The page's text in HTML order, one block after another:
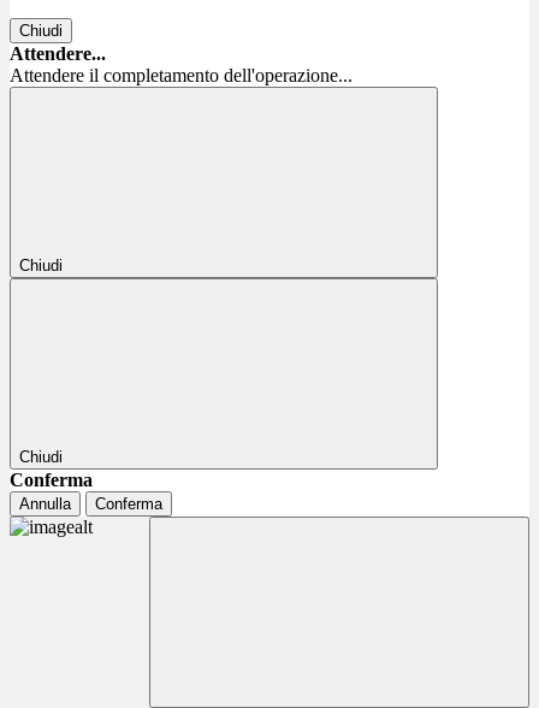
Chiudi
Attendere...
Attendere il completamento dell'operazione...
Chiudi
Chiudi
Conferma
Annulla Conferma